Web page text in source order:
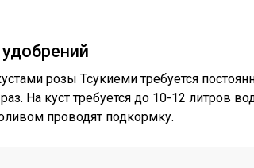
розы Тсукиеми требуется
На куст требуется до 10-12 литров
проводят подкормку.